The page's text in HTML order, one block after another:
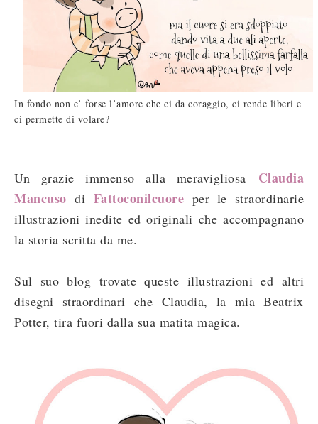
In fondo non e’ forse l’amore che ci da coraggio, ci rende liberi e
ci permette di volare?
Un grazie immenso alla meravigliosa Claudia
Mancuso di Fattoconilcuore per le straordinarie
illustrazioni inedite ed originali che accompagnano
la storia scritta da me.
Sul suo blog trovate queste illustrazioni ed altri
disegni straordinari che Claudia, la mia Beatrix
Potter, tira fuori dalla sua matita magica.